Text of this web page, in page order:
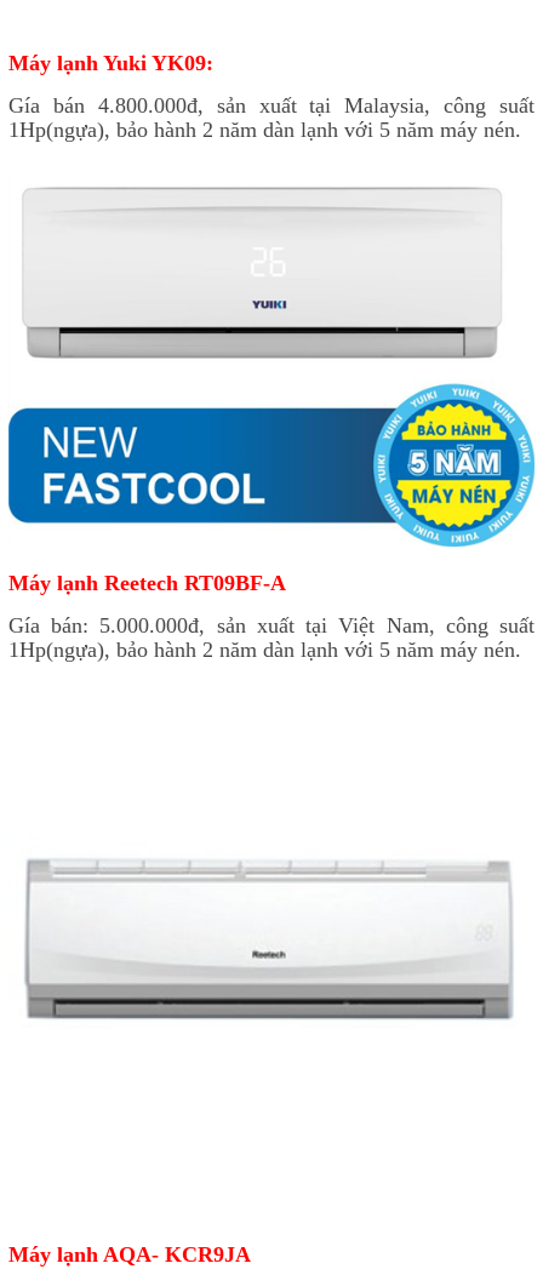
Máy lạnh Yuki YK09:
Gía bán 4.800.000đ, sản xuất tại Malaysia, công suất
1Hp(ngựa), bảo hành 2 năm dàn lạnh với 5 năm máy nén.
Máy lạnh Reetech RT09BF-A
Gía bán: 5.000.000đ, sản xuất tại Việt Nam, công suất
1Hp(ngựa), bảo hành 2 năm dàn lạnh với 5 năm máy nén.
Máy lạnh AQA- KCR9JA